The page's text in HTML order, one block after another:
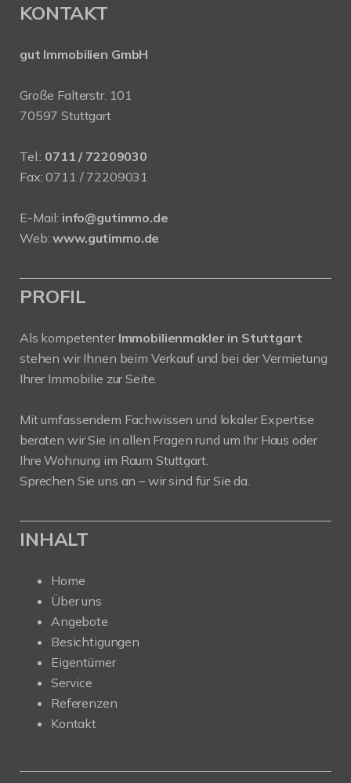
KONTAKT
gut Immobilien GmbH
Große Falterstr. 101
70597 Stuttgart
Tel.: 0711 / 72209030
Fax: 0711 / 72209031
E-Mail: info@gutimmo.de
Web:www.gutimmo.de
PROFIL
Als kompetenter Immobilienmakler in Stuttgart
stehen wir Ihnen beim Verkauf und bei der Vermietung
Ihrer Immobilie zur Seite.
Mit umfassendem Fachwissen und lokaler Expertise
beraten wir Sie in allen Fragen rund um Ihr Haus oder
Ihre Wohnung im Raum Stuttgart.
Sprechen Sie uns an – wir sind für Sie da.
INHALT
Home
Über uns
Angebote
Besichtigungen
Eigentümer
Service
Referenzen
Kontakt